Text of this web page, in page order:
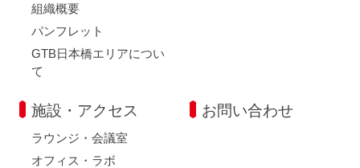
組織概要
パンフレット
GTB日本橋エリアについ
て
施設・アクセス
ラウンジ・会議室
オフィス・ラボ
お問い合わせ